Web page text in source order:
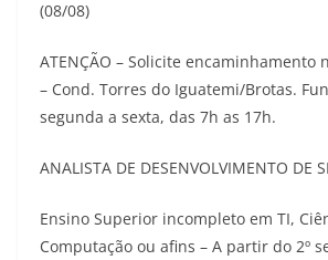
(08/08)
ATENÇÃO – Solicite encaminhamento
– Cond. Torres do Iguatemi/Brotas.
segunda a sexta, das 7h as 17h.
ANALISTA DE DESENVOLVIMENTO DE
Ensino Superior incompleto em TI,
Computação ou afins – A partir do 2º